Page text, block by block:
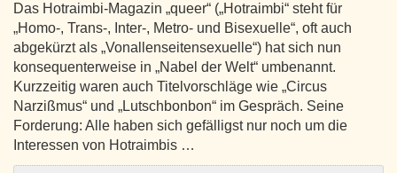
Das Hotraimbi-Magazin „queer“ („Hotraimbi“ steht für
„Homo-, Trans-, Inter-, Metro- und Bisexuelle“, oft auch
abgekürzt als „Vonallenseitensexuelle“) hat sich nun
konsequenterweise in „Nabel der Welt“ umbenannt.
Kurzzeitig waren auch Titelvorschläge wie „Circus
Narzißmus“ und „Lutschbonbon“ im Gespräch. Seine
Forderung: Alle haben sich gefälligst nur noch um die
Interessen von Hotraimbis …